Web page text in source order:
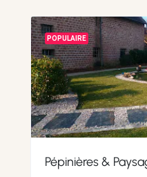
POPULAIRE
Pépinières &